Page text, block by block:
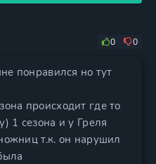
0 0
понравился но тут
происходит где то
1 сезона и у Греля
т.к. он нарушил